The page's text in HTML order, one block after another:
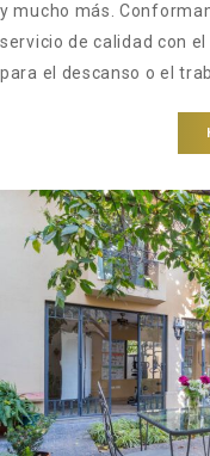
y mucho más.
servicio de calidad con
para el descanso o el